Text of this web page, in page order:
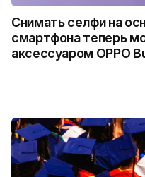
Снимать селфи на
смартфона теперь
аксессуаром OPPO